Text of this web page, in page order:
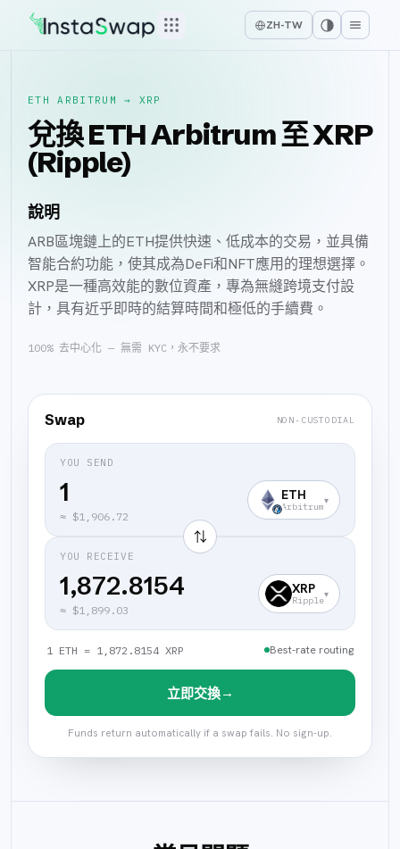
ZH-TW
ETH ARBITRUM → XRP
兌換 ETH Arbitrum 至 XRP
(Ripple)
說明
ARB區塊鏈上的ETH提供快速、低成本的交易，並具備
智能合約功能，使其成為DeFi和NFT應用的理想選擇。
XRP是一種高效能的數位資產，專為無縫跨境支付設
計，具有近乎即時的結算時間和極低的手續費。
100% 去中心化 — 無需 KYC，永不要求
Swap NON-CUSTODIAL
YOU SEND
≈ $1,906.72
ETH
Arbitrum
▾
⇅
YOU RECEIVE
1,872.8154
≈ $1,899.03
XRP
Ripple
▾
1 ETH = 1,872.8154 XRP Best-rate routing
立即交換→
Funds return automatically if a swap fails. No sign-up.